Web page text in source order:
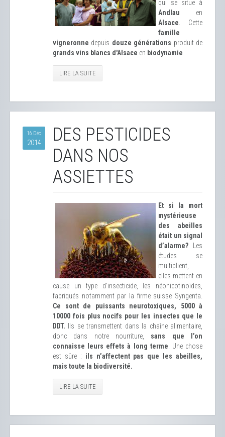
qui se situe à
Andlau en
Alsace . Cette
famille
vigneronne depuis douze générations produit de
grands vins blancs d'Alsace en biodynamie
LIRE LA SUITE
16 Déc
2014
DES PESTICIDES
DANS NOS
ASSIETTES
Et si la mort
mystérieuse
des abeilles
était un signal
d’alarme? Les
études se
multiplient,
elles mettent en
cause un type d’insecticide, les néonicotinoïdes,
fabriqués notamment par la firme suisse Syngenta.
Ce sont de puissants neurotoxiques, 5000 à
10000 fois plus nocifs pour les insectes que le
DDT. Ils se transmettent dans la chaîne alimentaire,
donc dans notre nourriture, sans que l’on
connaisse leurs effets à long terme . Une chose
est sûre : ils n’affectent pas que les abeilles,
mais toute la biodiversité.
LIRE LA SUITE